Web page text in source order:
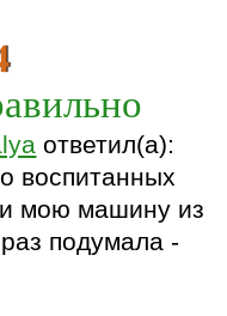
ответил(а):
воспитанных
мою машину из
подумала -